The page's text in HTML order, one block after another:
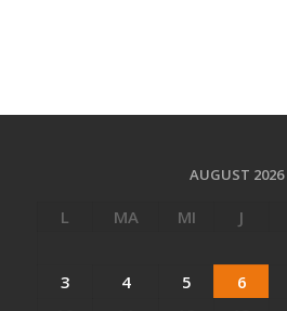
AUGUST 2026
L MA MI J
3
4 5 6